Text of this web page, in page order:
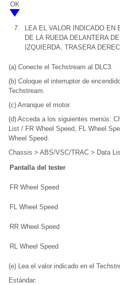
OK
7.
LEA EL VALOR INDICADO EN
DE LA RUEDA DELANTERA
IZQUIERDA, TRASERA
(a) Conecte el Techstream al DLC3.
(b) Coloque el interruptor de
Techstream.
(c) Arranque el motor.
(d) Acceda a los siguientes menús:
List / FR Wheel Speed, FL Wheel
Wheel Speed.
Chassis > ABS/VSC/TRAC > Data
Pantalla del tester
FR Wheel Speed
FL Wheel Speed
RR Wheel Speed
RL Wheel Speed
(e) Lea el valor indicado en el
Estándar: